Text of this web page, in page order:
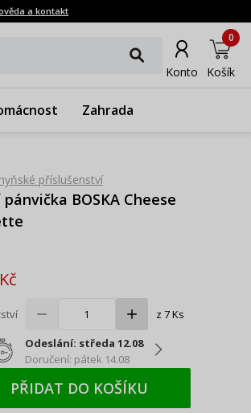
a kontakt
Konto Košík
0
Zahrada
příslušenství
BOSKA Cheese
Kč
z 7 Ks
Odeslání: středa 12.08
Doručení: pátek 14.08
PŘIDAT DO KOŠÍKU